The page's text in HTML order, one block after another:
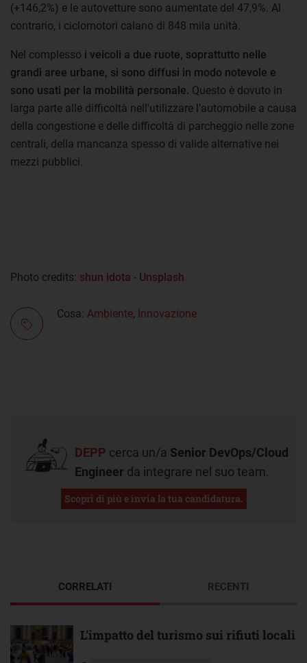
(+146,2%) e le autovetture sono aumentate del 47,9%. Al
contrario, i ciclomotori calano di 848 mila unità.
Nel complesso i veicoli a due ruote, soprattutto nelle
grandi aree urbane, si sono diffusi in modo notevole e
sono usati per la mobilità personale. Questo è dovuto in
larga parte alle difficoltà nell'utilizzare l’automobile a causa
della congestione e delle difficoltà di parcheggio nelle zone
centrali, della mancanza spesso di valide alternative nei
mezzi pubblici.
Photo credits: shun idota - Unsplash
Cosa: Ambiente, Innovazione
DEPP cerca un/a Senior DevOps/Cloud
Engineer da integrare nel suo team.
Scopri di più e invia la tua candidatura.
CORRELATI
L’impatto del turismo sui rifiuti locali
RECENTI